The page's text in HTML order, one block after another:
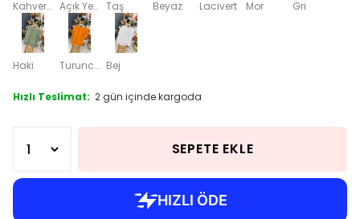
Kahverengi Açık Yeşil Taş Beyaz Lacivert Mor Gri
Haki Turuncu Bej
Hızlı Teslimat: 2 gün içinde kargoda
SEPETE EKLE